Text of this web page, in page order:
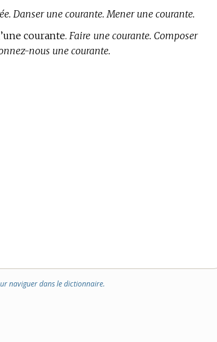
Danser une courante. Mener une courante.
courante. Faire une courante. Composer
nous une courante.
naviguer dans le dictionnaire.